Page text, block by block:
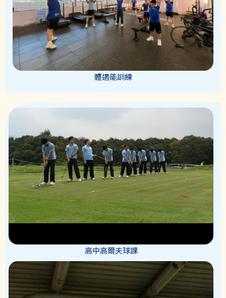
體適能訓練
高中高爾夫球課